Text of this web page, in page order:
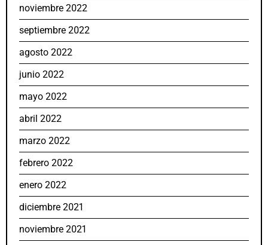
noviembre 2022
septiembre 2022
agosto 2022
junio 2022
mayo 2022
abril 2022
marzo 2022
febrero 2022
enero 2022
diciembre 2021
noviembre 2021